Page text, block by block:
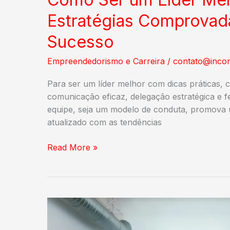
Estratégias
Sucesso
Empreendedorismo e Carreira /
Para ser um líder melhor com dicas práticas,
comunicação eficaz, delegação estratégica e
equipe, seja um modelo de conduta,
atualizado com as tendências
Como
Melhor:
Dicas
Práticas
Read More »